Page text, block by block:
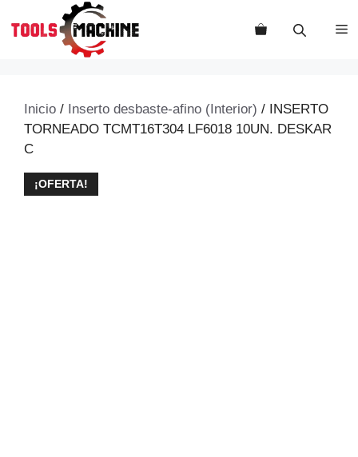
Inicio / Inserto desbaste-afino (Interior) / INSERTO
TORNEADO TCMT16T304 LF6018 10UN. DESKAR
C
¡OFERTA!